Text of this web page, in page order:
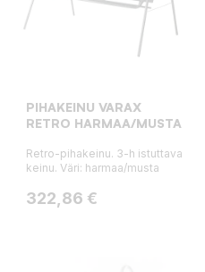
PIHAKEINU VARAX
RETRO HARMAA/MUSTA
Retro-pihakeinu. 3-h istuttava
keinu. Väri: harmaa/musta
Hinta
322,86 €